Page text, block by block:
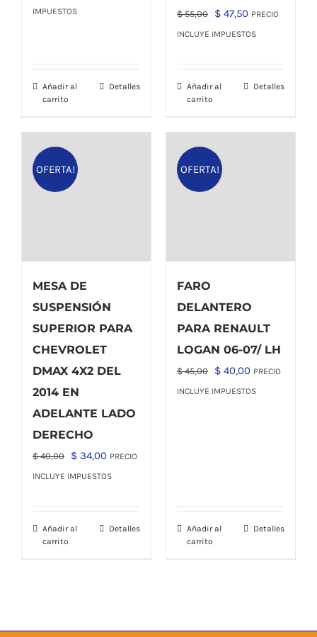
original
IMPUESTOS
Añadir al
carrito
Detalles
$55,00
El
precio
$ 55,00.
$ 47,50El
precio
$ 47,50.
PRECIO
INCLUYE IMPUESTOS
Añadir al
carrito
Detalles
OFERTA!
MESA DE
SUSPENSIÓN
SUPERIOR PARA
CHEVROLET
DMAX 4X2 DEL
2014 EN
ADELANTE LADO
DERECHO
$40,00
El
precio
$ 40,00.
$ 34,00El
precio
$ 34,00.
PRECIO
INCLUYE IMPUESTOS
Añadir al
carrito
Detalles
OFERTA!
FARO
DELANTERO
PARA RENAULT
LOGAN 06-07/ LH
$45,00
El
precio
$ 40,00El
precio
PRECIO
INCLUYE IMPUESTOS
Añadir al
carrito
Detalles